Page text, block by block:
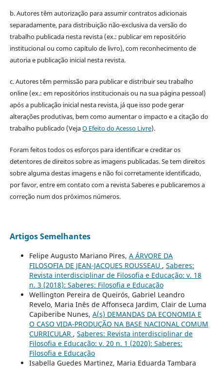
b. Autores têm autorização para assumir contratos adicionais
separadamente, para distribuição não-exclusiva da versão do
trabalho publicada nesta revista (ex.: publicar em repositório
institucional ou como capítulo de livro), com reconhecimento de
autoria e publicação inicial nesta revista.
c. Autores têm permissão para publicar e distribuir seu trabalho
online (ex.: em repositórios institucionais ou na sua página pessoal)
após a publicação inicial nesta revista, já que isso pode gerar
alterações produtivas, bem como aumentar o impacto e a citação do
trabalho publicado (VejaO Efeito do Acesso Livre).
Foram feitos todos os esforços para identificar e creditar os
detentores de direitos sobre as imagens publicadas. Se tem direitos
sobre alguma destas imagens e não foi corretamente identificado,
por favor, entre em contato com a revista Saberes e publicaremos a
correção num dos próximos números.
Artigos Semelhantes
Felipe Augusto Mariano Pires, A ÁRVORE DA
FILOSOFIA DE JEAN-JACQUES ROUSSEAU , Saberes:
Revista interdisciplinar de Filosofia e Educação: v. 18
n. 3 (2018): Saberes: Filosofia e Educação
Wellington Pereira de Queirós, Gabriel Leandro
Revelo, Maria Inês de Affonseca Jardim, Clair de Luma
Capiberibe Nunes, A(s) DEMANDAS DA ECONOMIA E
O CASO VIDA-PRODUÇÃO NA BASE NACIONAL COMUM
CURRICULAR , Saberes: Revista interdisciplinar de
Filosofia e Educação: v. 20 n. 1 (2020): Saberes:
Filosofia e Educação
Isabella Guedes Martinez, Maria Eduarda Tambara